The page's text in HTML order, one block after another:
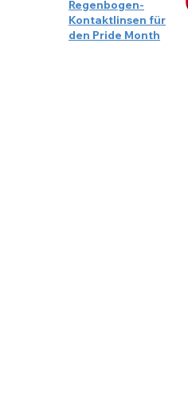
Regenbogen-
Kontaktlinsen für
den Pride Month